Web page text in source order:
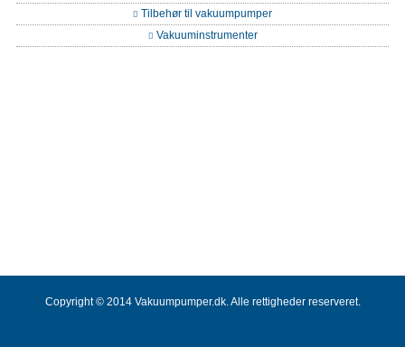
Tilbehør til vakuumpumper
Vakuuminstrumenter
Copyright © 2014 Vakuumpumper.dk. Alle rettigheder reserveret.